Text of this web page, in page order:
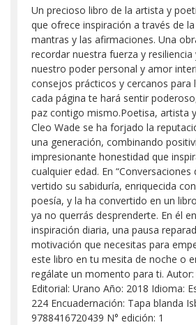
Un precioso libro de la artista y
que ofrece inspiración a través de
mantras y las afirmaciones. Una
recordar nuestra fuerza y
nuestro poder personal y amor
consejos prácticos y cercanos para
cada página te hará sentir
paz contigo mismo.Poetisa, artista
Cleo Wade se ha forjado la
una generación, combinando
impresionante honestidad que
cualquier edad. En “Conversaciones
vertido su sabiduría, enriquecida
poesía, y la ha convertido en un
ya no querrás desprenderte. En él
inspiración diaria, una pausa
motivación que necesitas para
este libro en tu mesita de noche o
regálate un momento para ti. Autor:
Editorial: Urano Año: 2018 Idioma:
224 Encuadernación: Tapa blanda
9788416720439 N° edición: 1